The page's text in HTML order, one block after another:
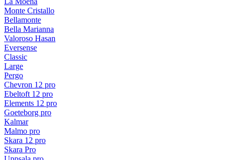
Monte Cristallo
Bellamonte
Bella Marianna
Valoroso Hasan
Eversense
Classic
Large
Pergo
Chevron 12 pro
Ebeltoft 12 pro
Elements 12 pro
Goeteborg pro
Kalmar
Malmo pro
Skara 12 pro
Skara Pro